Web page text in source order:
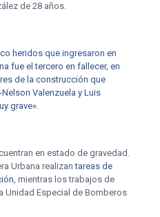
de 28 años.
heridos que ingresaron en
fue el tercero en fallecer, en
de la construcción que
Valenzuela y Luis
grave».
en estado de gravedad.
Urbana realizantareas de
, mientras los trabajos de
Unidad Especial de Bomberos